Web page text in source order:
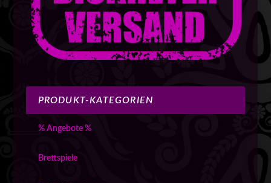
PRODUKT-KATEGORIEN
% Angebote %
Brettspiele